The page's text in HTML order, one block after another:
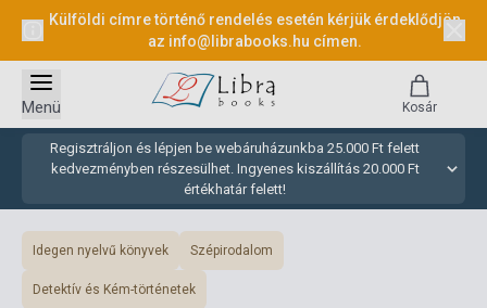
Külföldi címre történő rendelés esetén kérjük érdeklődjön
az info@librabooks.hu címen.
Regisztráljon és lépjen be webáruházunkba 25.000 Ft felett
kedvezményben részesülhet. Ingyenes kiszállítás 20.000 Ft
értékhatár felett!
Menü Kosár
Idegen nyelvű könyvek Szépirodalom
Detektív és Kém-történetek